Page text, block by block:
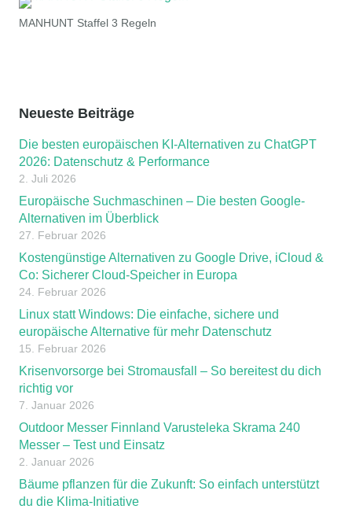
MANHUNT Staffel 3 Regeln
Neueste Beiträge
Die besten europäischen KI-Alternativen zu ChatGPT
2026: Datenschutz & Performance
2. Juli 2026
Europäische Suchmaschinen – Die besten Google-
Alternativen im Überblick
27. Februar 2026
Kostengünstige Alternativen zu Google Drive, iCloud &
Co: Sicherer Cloud-Speicher in Europa
24. Februar 2026
Linux statt Windows: Die einfache, sichere und
europäische Alternative für mehr Datenschutz
15. Februar 2026
Krisenvorsorge bei Stromausfall – So bereitest du dich
richtig vor
7. Januar 2026
Outdoor Messer Finnland Varusteleka Skrama 240
Messer – Test und Einsatz
2. Januar 2026
Bäume pflanzen für die Zukunft: So einfach unterstützt
du die Klima-Initiative